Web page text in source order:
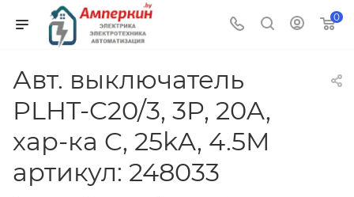
0
Авт. выключатель
PLHT-C20/3, 3P, 20A,
хар-ка C, 25kA, 4.5M
артикул: 248033